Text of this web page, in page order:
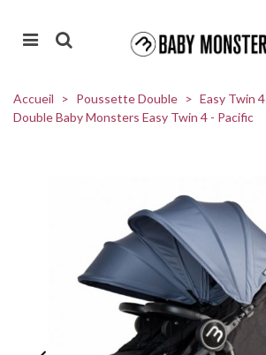
Accueil > Poussette Double > Easy Twin 4
Double Baby Monsters Easy Twin 4 - Pacific